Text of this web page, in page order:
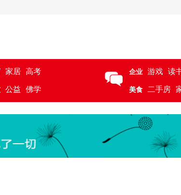
家居 高考
公益 佛学
企业 游戏 读
美食 二手房